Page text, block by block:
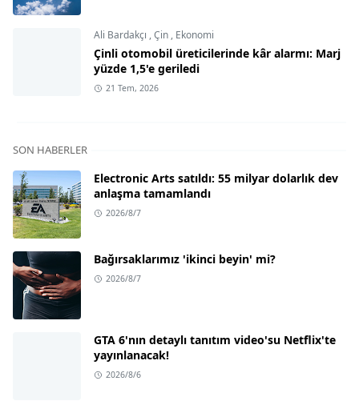
Ali Bardakçı ,Çin , Ekonomi
Çinli otomobil üreticilerinde kâr alarmı: Marj
yüzde 1,5'e geriledi
21 Tem, 2026
SON HABERLER
Electronic Arts satıldı: 55 milyar dolarlık dev
anlaşma tamamlandı
2026/8/7
Bağırsaklarımız 'ikinci beyin' mi?
2026/8/7
GTA 6'nın detaylı tanıtım video'su Netflix'te
yayınlanacak!
2026/8/6